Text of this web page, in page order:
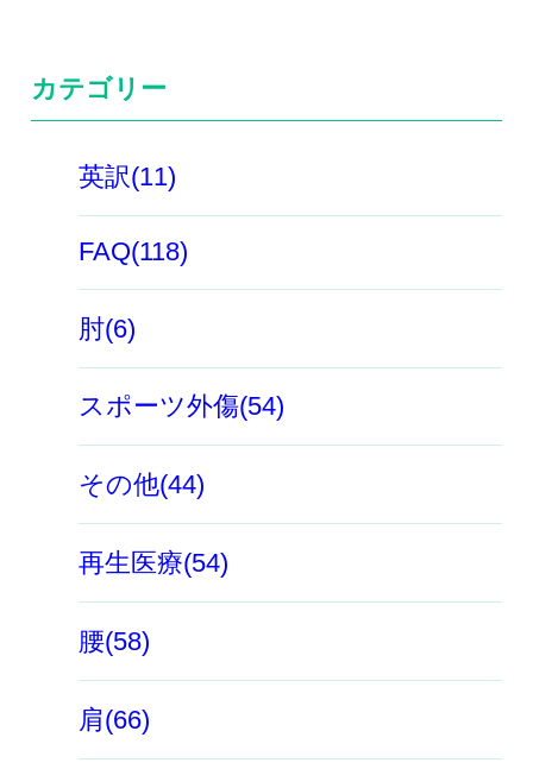
カテゴリー
英訳(11)
FAQ(118)
肘(6)
スポーツ外傷(54)
その他(44)
再生医療(54)
腰(58)
肩(66)